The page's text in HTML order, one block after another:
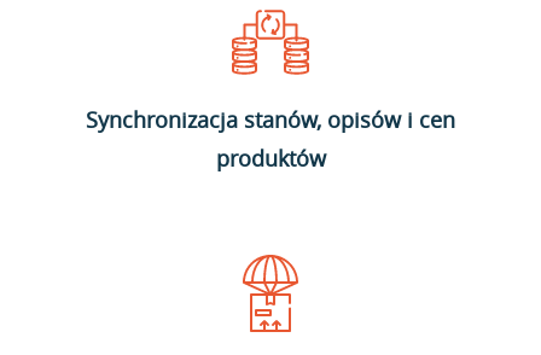
Synchronizacja stanów, opisów i cen
produktów